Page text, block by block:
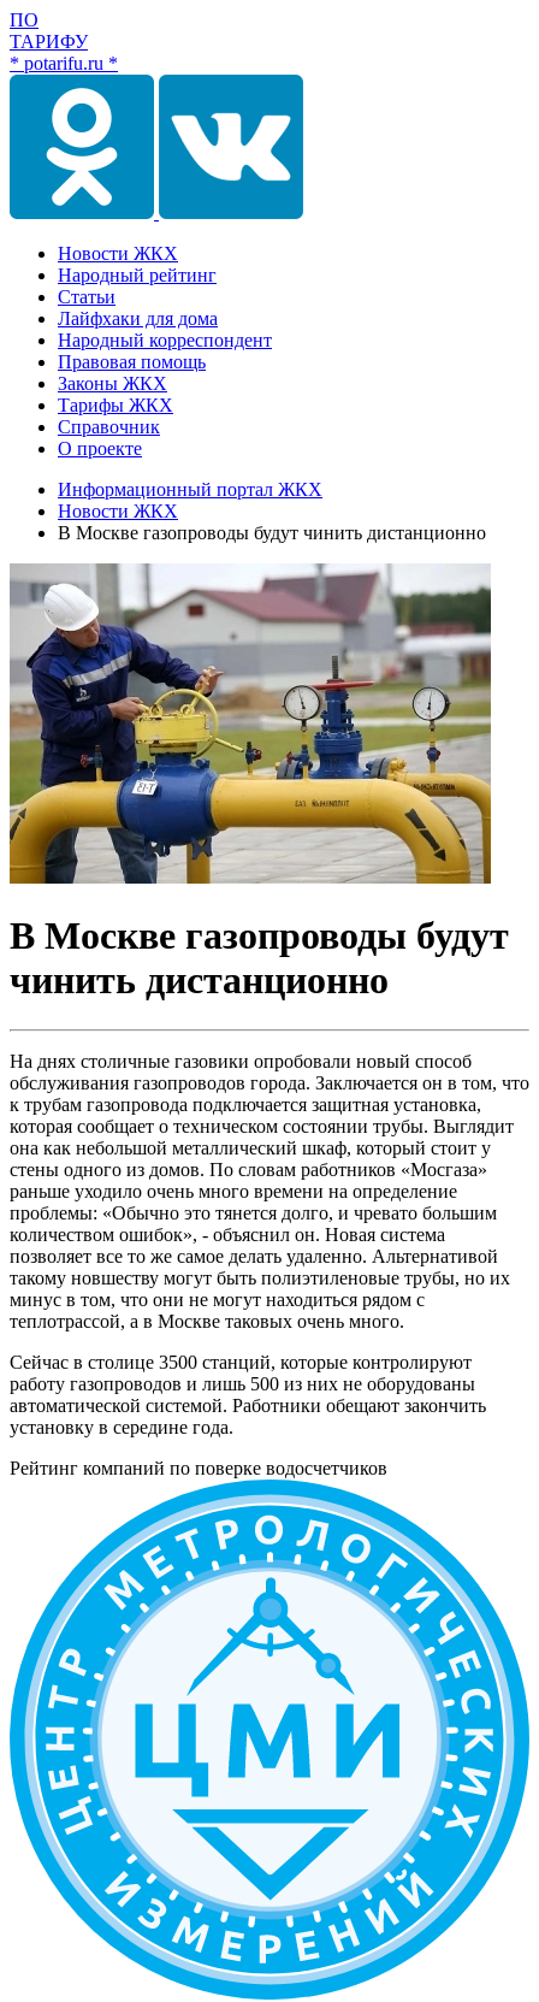
ПО
ТАРИФУ
* potarifu.ru *
Новости ЖКХ
Народный рейтинг
Статьи
Лайфхаки для дома
Народный корреспондент
Правовая помощь
Законы ЖКХ
Тарифы ЖКХ
Справочник
О проекте
Информационный портал ЖКХ
Новости ЖКХ
В Москве газопроводы будут чинить дистанционно
В Москве газопроводы будут
чинить дистанционно
На днях столичные газовики опробовали новый способ
обслуживания газопроводов города. Заключается он в том, что
к трубам газопровода подключается защитная установка,
которая сообщает о техническом состоянии трубы. Выглядит
она как небольшой металлический шкаф, который стоит у
стены одного из домов. По словам работников «Мосгаза»
раньше уходило очень много времени на определение
проблемы: «Обычно это тянется долго, и чревато большим
количеством ошибок», - объяснил он. Новая система
позволяет все то же самое делать удаленно. Альтернативой
такому новшеству могут быть полиэтиленовые трубы, но их
минус в том, что они не могут находиться рядом с
теплотрассой, а в Москве таковых очень много.
Сейчас в столице 3500 станций, которые контролируют
работу газопроводов и лишь 500 из них не оборудованы
автоматической системой. Работники обещают закончить
установку в середине года.
Рейтинг компаний по поверке водосчетчиков